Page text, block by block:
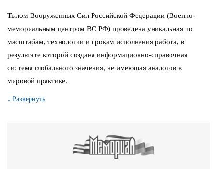
Тылом Вооруженных Сил Российской Федерации (Военно-
мемориальным центром ВС РФ) проведена уникальная по
масштабам, технологии и срокам исполнения работа, в
результате которой создана информационно-справочная
система глобального значения, не имеющая аналогов в
мировой практике.
↓ Развернуть